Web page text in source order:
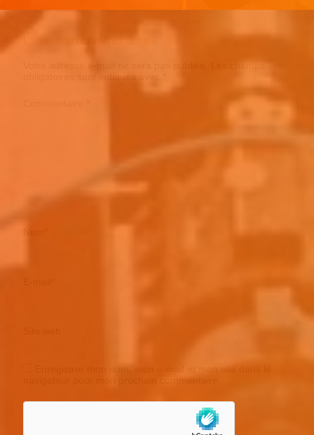
Laisser un commentaire
obligatoires sont indiqués avec
Enregistrer mon nom, mon e-mail et mon site dans le
navigateur pour mon prochain commentaire.